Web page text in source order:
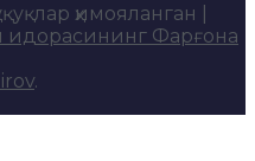
ҳимояланган |
идорасининг Фарғона
.